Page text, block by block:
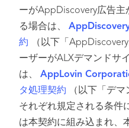
ーがAppDiscovery広告
る場合は、
約
（以下「
ーザーがALXデマンドサ
は、 AppLovin
タ処理契約 （以下「デ
それぞれ規定される条件
は本契約に組み込まれ、